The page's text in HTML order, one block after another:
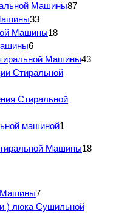
Машины87
33
Машины18
6
Машины43
Стиральной
Стиральной
машиной1
Машины18
Машины7
) люка Сушильной